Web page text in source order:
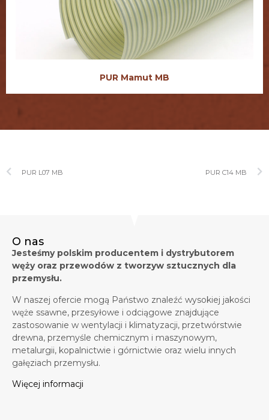
PUR Mamut MB
PUR L07 MB PUR C14 MB
O nas
Jesteśmy polskim producentem i dystrybutorem
węży oraz przewodów z tworzyw sztucznych dla
przemysłu.
W naszej ofercie mogą Państwo znaleźć wysokiej jakości
węże ssawne, przesyłowe i odciągowe znajdujące
zastosowanie w wentylacji i klimatyzacji, przetwórstwie
drewna, przemyśle chemicznym i maszynowym,
metalurgii, kopalnictwie i górnictwie oraz wielu innych
gałęziach przemysłu.
Więcej informacji